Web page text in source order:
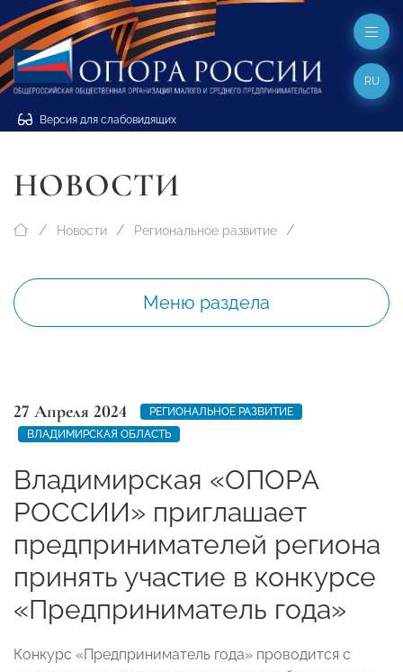
Версия для слабовидящих
RU
НОВОСТИ
Новости Региональное развитие
Меню раздела
27 Апреля 2024
РЕГИОНАЛЬНОЕ РАЗВИТИЕ
ВЛАДИМИРСКАЯ ОБЛАСТЬ
Владимирская «ОПОРА
РОССИИ» приглашает
предпринимателей региона
принять участие в конкурсе
«Предприниматель года»
Конкурс «Предприниматель года» проводится с